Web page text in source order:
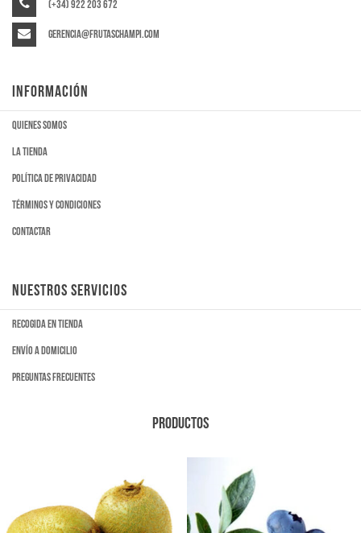
(+34) 922 203 672
gerencia@frutaschampi.com
INFORMACIÓN
Quienes somos
La tienda
Política de privacidad
Términos y condiciones
Contactar
NUESTROS SERVICIOS
Recogida en tienda
Envío a domicilio
Preguntas frecuentes
PRODUCTOS